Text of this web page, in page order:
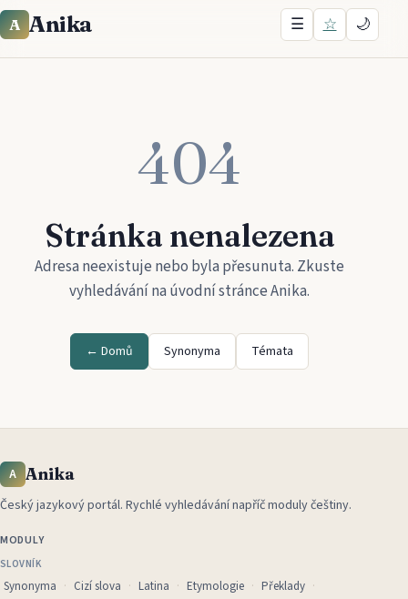
A Anika ☰ ☆ 🌙
404
Stránka nenalezena
Adresa neexistuje nebo byla přesunuta. Zkuste
vyhledávání na úvodní stránceAnika.
← Domů Synonyma Témata
A Anika
Český jazykový portál. Rychlé vyhledávání napříč moduly češtiny.
MODULY
SLOVNÍK
Synonyma Cizí slova Latina Etymologie
Překlady